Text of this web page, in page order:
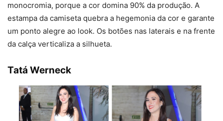
monocromia, porque a cor domina 90% da produção. A
estampa da camiseta quebra a hegemonia da cor e garante
um ponto alegre ao look. Os botões nas laterais e na frente
da calça verticaliza a silhueta.
Tatá Werneck